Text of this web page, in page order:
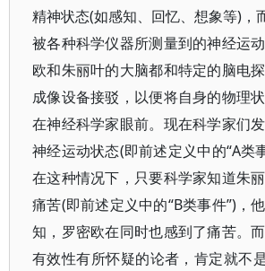
精神状态(如感知、回忆、想象等)，
被各种科学仪器所测量到的神经运
欧和朱丽叶的大脑都和特定的脑电
成像设备接驳，以便将自身的物理
在神经科学家眼前。现在科学家们
神经运动状态(即前述定义中的“A类
在这种情况下，只要科学家知道朱
痛苦(即前述定义中的“B类事件”)，
知，罗密欧在同时也感到了痛苦。
有效性有所怀疑的论者，肯定就不